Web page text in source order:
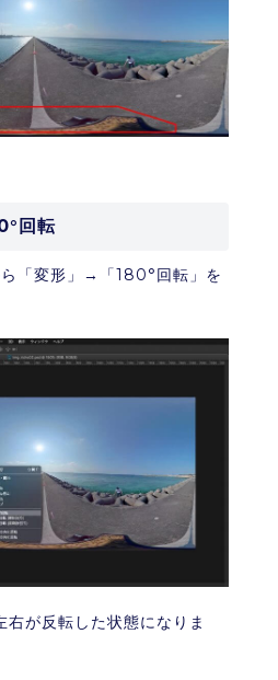
回転
「変形」→「180°回転」を
が反転した状態になりま